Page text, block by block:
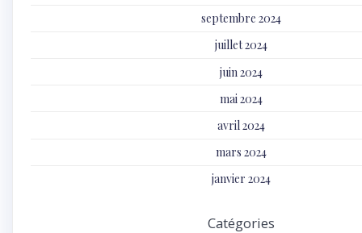
septembre 2024
juillet 2024
juin 2024
mai 2024
avril 2024
mars 2024
janvier 2024
Catégories